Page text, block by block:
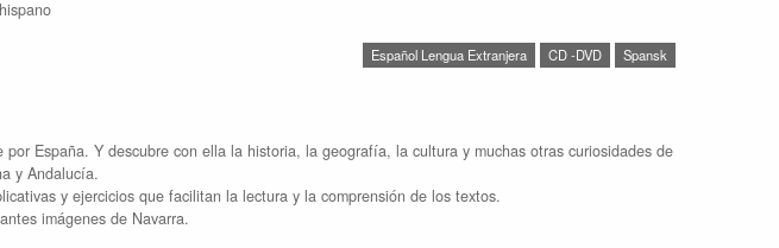
Español Lengua Extranjera CD -DVD Spansk
España. Y descubre con ella la historia, la geografía, la cultura y muchas otras curiosidades de
y Andalucía.
y ejercicios que facilitan la lectura y la comprensión de los textos.
imágenes de Navarra.